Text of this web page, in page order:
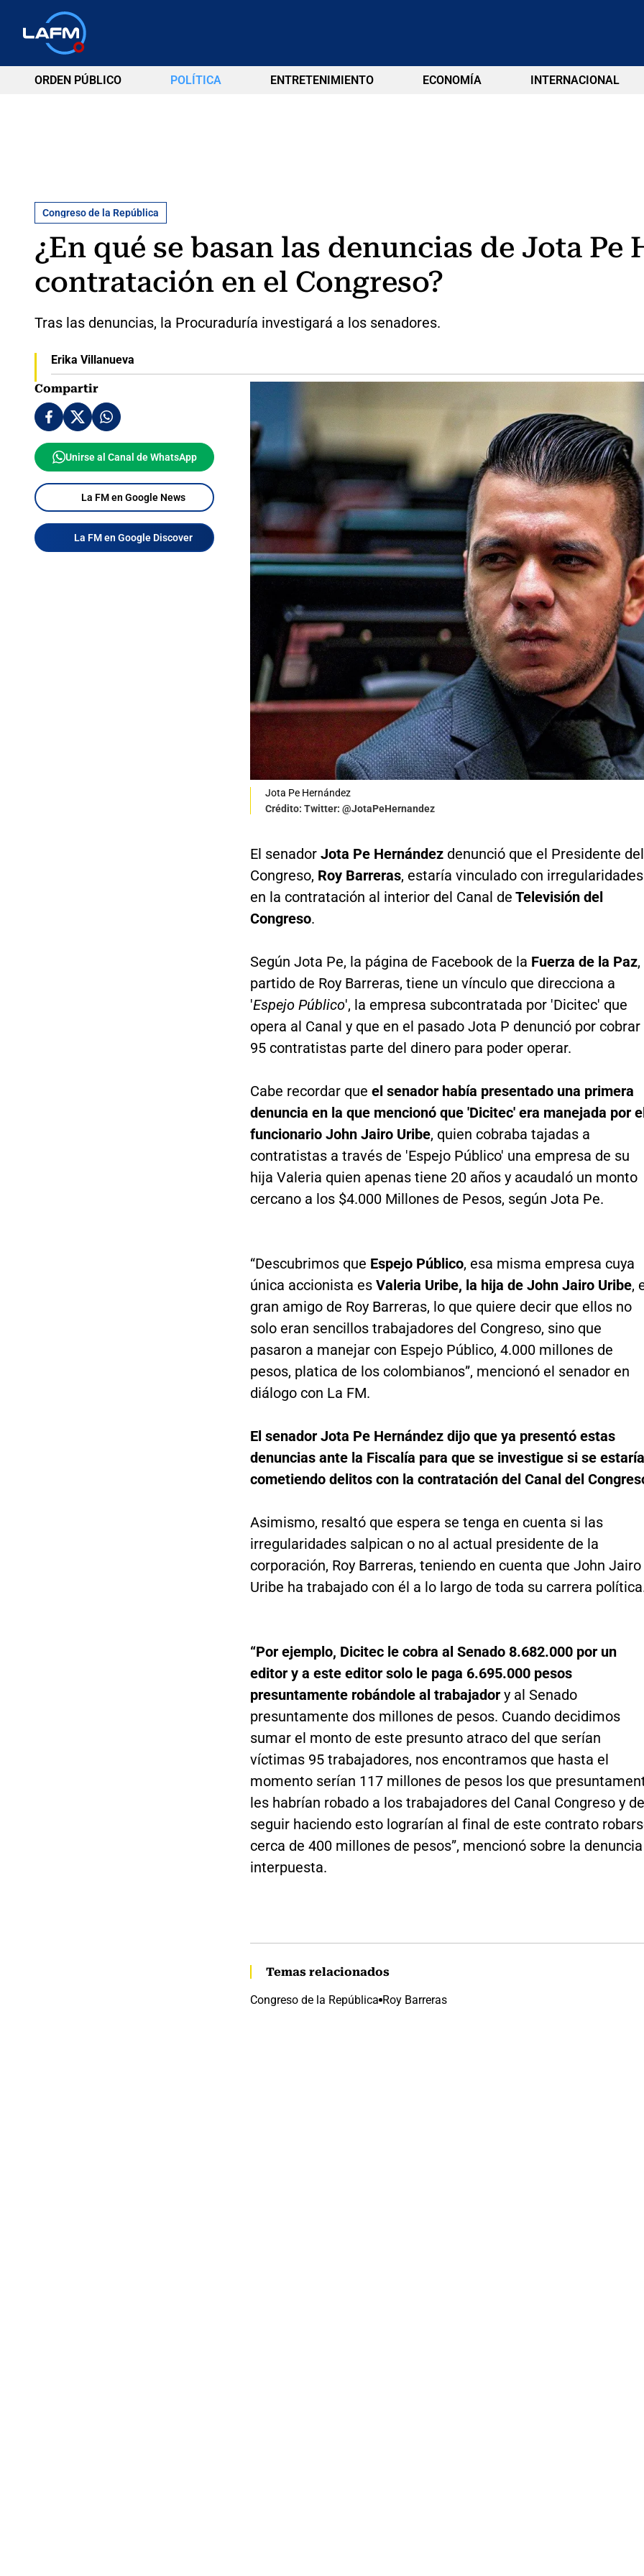
ORDEN PÚBLICO POLÍTICA ENTRETENIMIENTO ECONOMÍA INTERNACIONAL
Congreso de la República
¿En qué se basan las denuncias de Jota Pe
contratación en el Congreso?
Tras las denuncias, la Procuraduría investigará a los senadores.
Erika Villanueva
Compartir
Unirse al Canal de WhatsApp
La FM en Google News
La FM en Google Discover
Jota Pe Hernández
Crédito: Twitter: @JotaPeHernandez
El senador Jota Pe Hernándezdenunció que el Presidente del
Congreso, Roy Barreras, estaría vinculado con irregularidades
en la contratación al interior del Canal de Televisión del
Congreso.
Según Jota Pe, la página de Facebook de la Fuerza de la Paz,
partido de Roy Barreras, tiene un vínculo que direcciona a
'Espejo Público', la empresa subcontratada por 'Dicitec' que
opera al Canal y que en el pasado Jota P denunció por cobrar
95 contratistas parte del dinero para poder operar.
Cabe recordar que el senador había presentado una primera
denuncia en la que mencionó que 'Dicitec' era manejada por
funcionario John Jairo Uribe, quien cobraba tajadas a
contratistas a través de 'Espejo Público' una empresa de su
hija Valeria quien apenas tiene 20 años y acaudaló un monto
cercano a los $4.000 Millones de Pesos, según Jota Pe.
“Descubrimos que Espejo Público, esa misma empresa cuya
única accionista es Valeria Uribe, la hija de John Jairo Uribe,
gran amigo de Roy Barreras, lo que quiere decir que ellos no
solo eran sencillos trabajadores del Congreso, sino que
pasaron a manejar con Espejo Público, 4.000 millones de
pesos, platica de los colombianos”, mencionó el senador en
diálogo con La FM.
El senador Jota Pe Hernández dijo que ya presentó estas
denuncias ante la Fiscalía para que se investigue si se
cometiendo delitos con la contratación del Canal del
Asimismo, resaltó que espera se tenga en cuenta si las
irregularidades salpican o no al actual presidente de la
corporación, Roy Barreras, teniendo en cuenta que John Jairo
Uribe ha trabajado con él a lo largo de toda su carrera
“Por ejemplo, Dicitec le cobra al Senado 8.682.000 por un
editor y a este editor solo le paga 6.695.000 pesos
presuntamente robándole al trabajadory al Senado
presuntamente dos millones de pesos. Cuando decidimos
sumar el monto de este presunto atraco del que serían
víctimas 95 trabajadores, nos encontramos que hasta el
momento serían 117 millones de pesos los que
les habrían robado a los trabajadores del Canal Congreso y de
seguir haciendo esto lograrían al final de este contrato
cerca de 400 millones de pesos”, mencionó sobre la denuncia
interpuesta.
Temas relacionados
Congreso de la República Roy Barreras